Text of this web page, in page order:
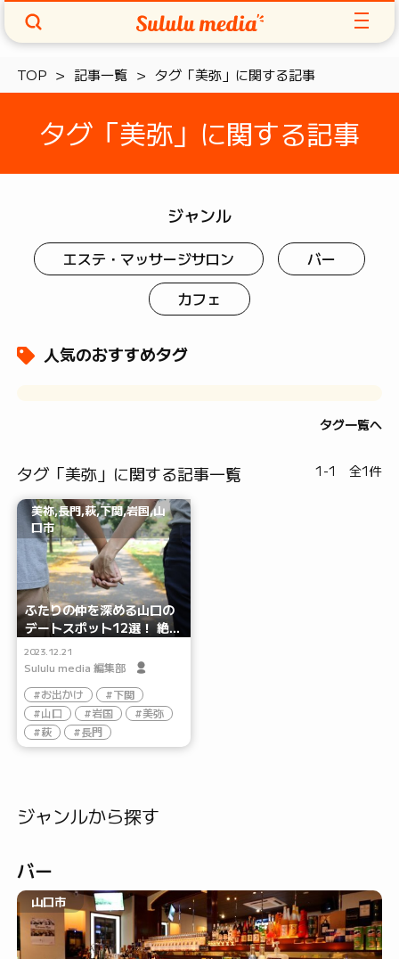
TOP 記事一覧 タグ「美弥」に関する記事
タグ「美弥」に関する記事
ジャンル
エステ・マッサージサロン
バー
カフェ
人気のおすすめタグ
タグ一覧へ
タグ「美弥」に関する記事一覧 1-1 全1件
美祢,長門,萩,下関,岩国,山
口市
ふたりの仲を深める山口の
デートスポット12選！ 絶
景からグルメまで楽しみ尽
くそう
2023.12.21
Sululu media 編集部
お出かけ
下関
山口
岩国
美弥
萩
長門
ジャンルから探す
バー
山口市